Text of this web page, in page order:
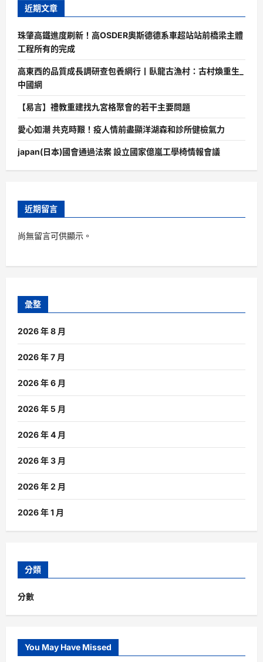
近期文章
珠肇高鐵進度刷新！高OSDER奧斯德德系車超站站前橋梁主體
工程所有的完成
高東西的品質成長調研查包養網行丨臥龍古漁村：古村煥重生_
中國網
【易言】禮教重建找九宮格聚會的若干主要問題
愛心如潮 共克時艱！疫人情前盡顯洋湖森和診所健檢氣力
japan(日本)國會通過法案 設立國家億嵐工學椅情報會議
近期留言
尚無留言可供顯示。
彙整
2026 年 8 月
2026 年 7 月
2026 年 6 月
2026 年 5 月
2026 年 4 月
2026 年 3 月
2026 年 2 月
2026 年 1 月
分類
分數
You May Have Missed